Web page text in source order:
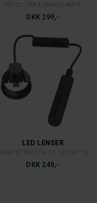
DKK 299,-
LED LENSER
DKK 249,-